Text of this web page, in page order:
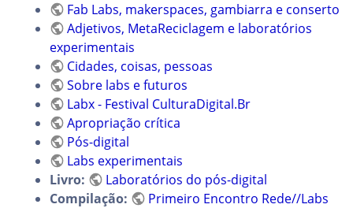
Fab Labs, makerspaces, gambiarra e conserto
Adjetivos, MetaReciclagem e laboratórios
experimentais
Cidades, coisas, pessoas
Sobre labs e futuros
Labx - Festival CulturaDigital.Br
Apropriação crítica
Pós-digital
Labs experimentais
Livro:
Laboratórios do pós-digital
Compilação:
Primeiro Encontro Rede//Labs